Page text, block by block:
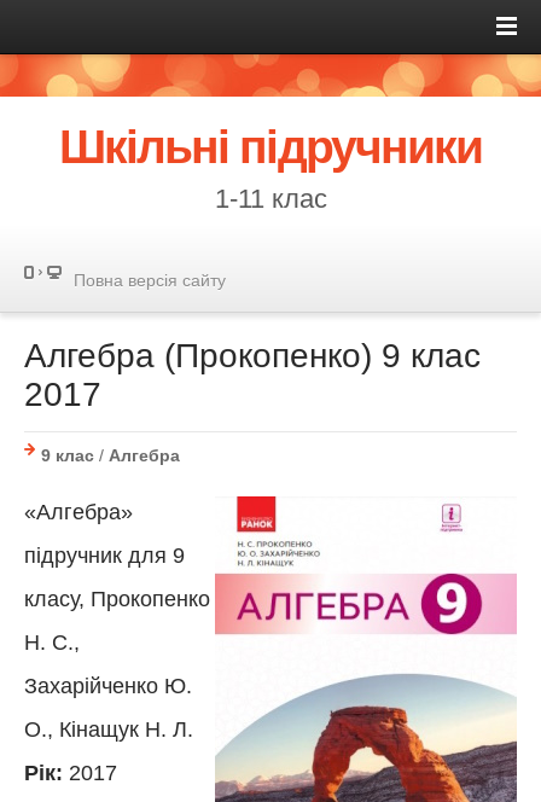
Шкільні підручники
1-11 клас
Повна версія сайту
Алгебра (Прокопенко) 9 клас
2017
9 клас / Алгебра
«Алгебра»
підручник для 9
класу, Прокопенко
Н. С.,
Захарійченко Ю.
О., Кінащук Н. Л.
Рік: 2017